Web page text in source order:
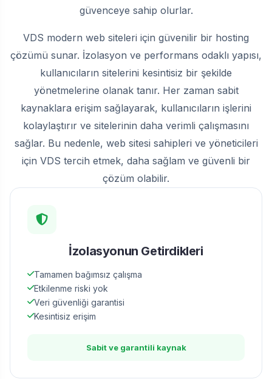
güvenceye sahip olurlar.
VDS modern web siteleri için güvenilir bir hosting
çözümü sunar. İzolasyon ve performans odaklı yapısı,
kullanıcıların sitelerini kesintisiz bir şekilde
yönetmelerine olanak tanır. Her zaman sabit
kaynaklara erişim sağlayarak, kullanıcıların işlerini
kolaylaştırır ve sitelerinin daha verimli çalışmasını
sağlar. Bu nedenle, web sitesi sahipleri ve yöneticileri
için VDS tercih etmek, daha sağlam ve güvenli bir
çözüm olabilir.
İzolasyonun Getirdikleri
Tamamen bağımsız çalışma
Etkilenme riski yok
Veri güvenliği garantisi
Kesintisiz erişim
Sabit ve garantili kaynak